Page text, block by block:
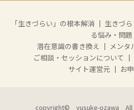
「生きづらい」の根本解消 ｜ 生きづ
る悩み・問題
潜在意識の書き換え
｜ メンタ
ご相談・セッションについて ｜
サイト運営元 ｜ お
copyright© yusuke-ozawa All